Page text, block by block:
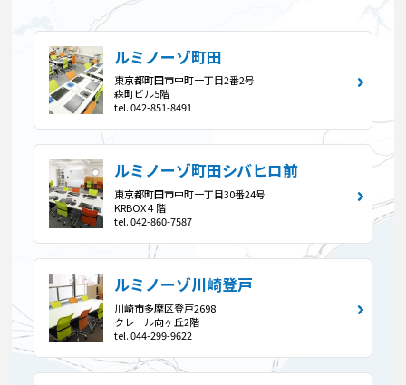
ルミノーゾ町田
東京都町田市中町一丁目2番2号
森町ビル5階
tel. 042-851-8491
ルミノーゾ町田シバヒロ前
東京都町田市中町一丁目30番24号
KRBOX４階
tel. 042-860-7587
ルミノーゾ川崎登戸
川崎市多摩区登戸2698
クレール向ヶ丘2階
tel. 044-299-9622